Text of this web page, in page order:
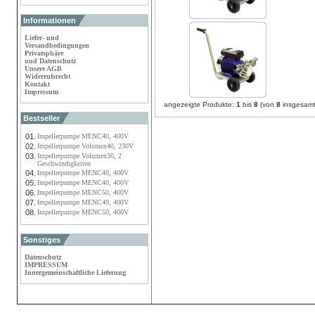
Informationen
Liefer- und
Versandbedingungen
Privatsphäre
und Datenschutz
Unsere AGB
Widerrufsrecht
Kontakt
Impressum
Bestseller
01. Impellerpumpe MENC40, 400V
02. Impellerpumpe Volumex40, 230V
03. Impellerpumpe Volumex30, 2
Geschwindigkeiten
04. Impellerpumpe MENC40, 400V
05. Impellerpumpe MENC40, 400V
06. Impellerpumpe MENC50, 400V
07. Impellerpumpe MENC40, 400V
08. Impellerpumpe MENC50, 400V
Sonstiges
Datenschutz
IMPRESSUM
Innergemeinschaftliche Lieferung
angezeigte Produkte: 1 bis 8 (von 8